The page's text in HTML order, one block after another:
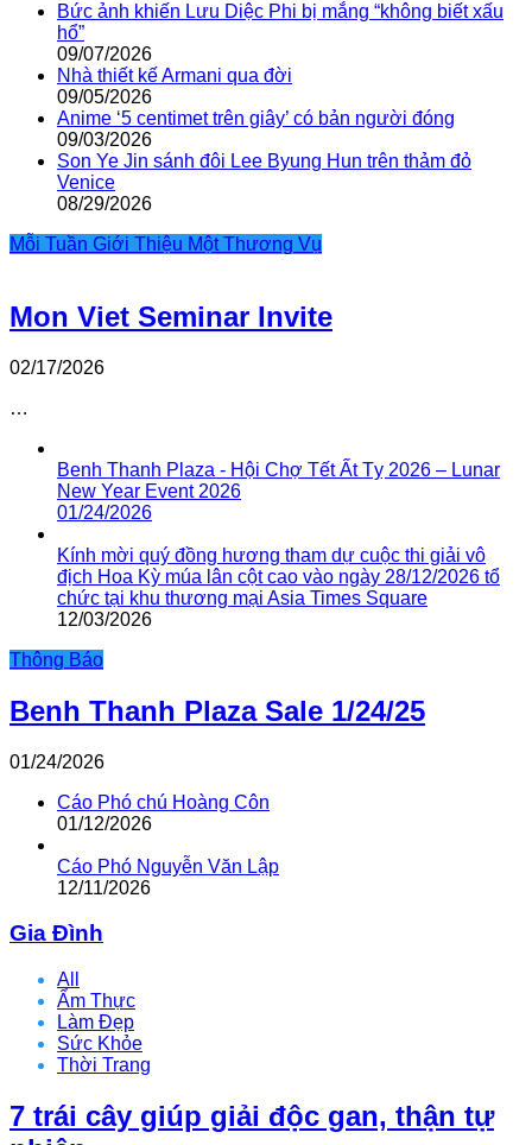
Bức ảnh khiến Lưu Diệc Phi bị mắng “không biết xấu
hổ”
09/07/2026
Nhà thiết kế Armani qua đời
09/05/2026
Anime ‘5 centimet trên giây’ có bản người đóng
09/03/2026
Son Ye Jin sánh đôi Lee Byung Hun trên thảm đỏ
Venice
08/29/2026
Mỗi Tuần Giới Thiệu Một Thương Vụ
Mon Viet Seminar Invite
02/17/2026
…
Benh Thanh Plaza - Hội Chợ Tết Ất Tỵ 2026 – Lunar
New Year Event 2026
01/24/2026
Kính mời quý đồng hương tham dự cuộc thi giải vô
địch Hoa Kỳ múa lân cột cao vào ngày 28/12/2026 tổ
chức tại khu thương mại Asia Times Square
12/03/2026
Thông Báo
Benh Thanh Plaza Sale 1/24/25
01/24/2026
Cáo Phó chú Hoàng Côn
01/12/2026
Cáo Phó Nguyễn Văn Lập
12/11/2026
Gia Đình
All
Ẩm Thực
Làm Đẹp
Sức Khỏe
Thời Trang
7 trái cây giúp giải độc gan, thận tự